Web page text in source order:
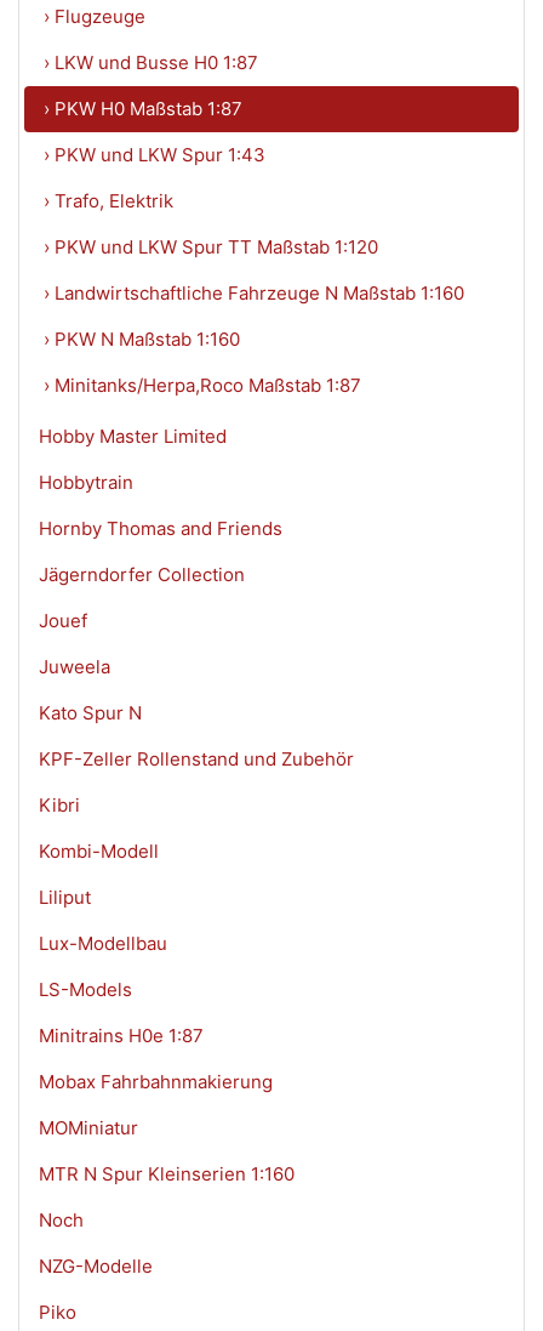
› Flugzeuge
› LKW und Busse H0 1:87
› PKW H0 Maßstab 1:87
› PKW und LKW Spur 1:43
› Trafo, Elektrik
› PKW und LKW Spur TT Maßstab 1:120
› Landwirtschaftliche Fahrzeuge N Maßstab 1:160
› PKW N Maßstab 1:160
› Minitanks/Herpa,Roco Maßstab 1:87
Hobby Master Limited
Hobbytrain
Hornby Thomas and Friends
Jägerndorfer Collection
Jouef
Juweela
Kato Spur N
KPF-Zeller Rollenstand und Zubehör
Kibri
Kombi-Modell
Liliput
Lux-Modellbau
LS-Models
Minitrains H0e 1:87
Mobax Fahrbahnmakierung
MOMiniatur
MTR N Spur Kleinserien 1:160
Noch
NZG-Modelle
Piko